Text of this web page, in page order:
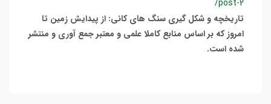
/post-2
تاریخچه و شکل گیری سنگ های کانی: از پیدایش زمین تا
امروز که بر اساس منابع کاملا علمی و معتبر جمع آوری و منتشر
شده است.